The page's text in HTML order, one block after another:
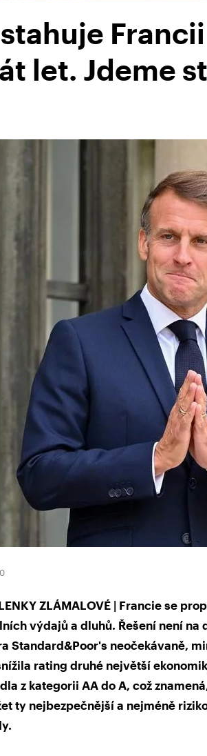
let. Jdeme
ZLÁMALOVÉ | Francie se
výdajů a dluhů. Řešení není na
Standard&Poor's neočekávaně,
rating druhé největší
z kategorii AA do A, což
ty nejbezpečnější a nejméně